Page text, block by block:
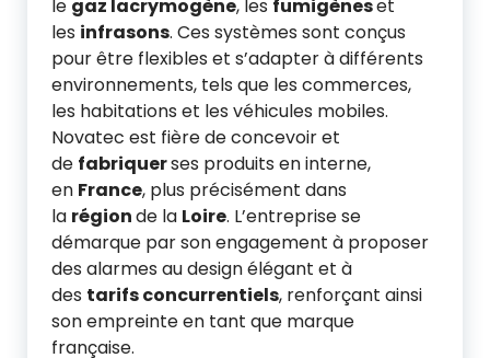
le gaz lacrymogène, les fumigèneset
les infrasons. Ces systèmes sont conçus
pour être flexibles et s’adapter à différents
environnements, tels que les commerces,
les habitations et les véhicules mobiles.
Novatec est fière de concevoir et
de fabriquerses produits en interne,
en France, plus précisément dans
la régionde la Loire. L’entreprise se
démarque par son engagement à proposer
des alarmes au design élégant et à
des tarifs concurrentiels, renforçant ainsi
son empreinte en tant que marque
française.